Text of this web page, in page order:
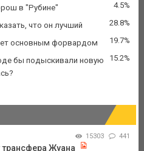
в "Рубине" 4.5%
что он лучший 28.8%
основным форвардом 19.7%
бы подыскивали новую
15.2%
15303 441
Жуана